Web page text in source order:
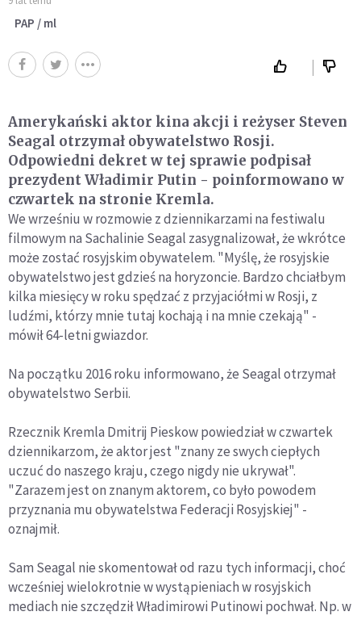
PAP / ml
Amerykański aktor kina akcji i reżyser Steven
Seagal otrzymał obywatelstwo Rosji.
Odpowiedni dekret w tej sprawie podpisał
prezydent Władimir Putin - poinformowano w
czwartek na stronie Kremla.
We wrześniu w rozmowie z dziennikarzami na festiwalu
filmowym na Sachalinie Seagal zasygnalizował, że wkrótce
może zostać rosyjskim obywatelem. "Myślę, że rosyjskie
obywatelstwo jest gdzieś na horyzoncie. Bardzo chciałbym
kilka miesięcy w roku spędzać z przyjaciółmi w Rosji, z
ludźmi, którzy mnie tutaj kochają i na mnie czekają" -
mówił 64-letni gwiazdor.
Na początku 2016 roku informowano, że Seagal otrzymał
obywatelstwo Serbii.
Rzecznik Kremla Dmitrij Pieskow powiedział w czwartek
dziennikarzom, że aktor jest "znany ze swych ciepłych
uczuć do naszego kraju, czego nigdy nie ukrywał".
"Zarazem jest on znanym aktorem, co było powodem
przyznania mu obywatelstwa Federacji Rosyjskiej" -
oznajmił.
Sam Seagal nie skomentował od razu tych informacji, choć
wcześniej wielokrotnie w wystąpieniach w rosyjskich
mediach nie szczędził Władimirowi Putinowi pochwał. Np. w